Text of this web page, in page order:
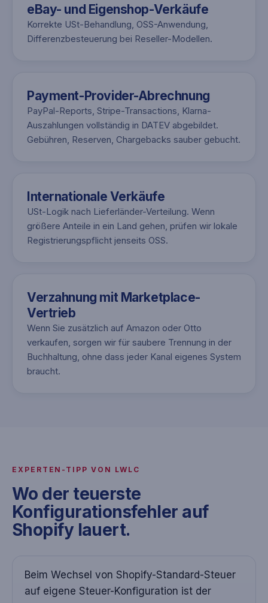
eBay- und Eigenshop-Verkäufe
Korrekte USt-Behandlung, OSS-Anwendung,
Differenzbesteuerung bei Reseller-Modellen.
Payment-Provider-Abrechnung
PayPal-Reports, Stripe-Transactions, Klarna-
Auszahlungen vollständig in DATEV abgebildet.
Gebühren, Reserven, Chargebacks sauber gebucht.
Internationale Verkäufe
USt-Logik nach Lieferländer-Verteilung. Wenn
größere Anteile in ein Land gehen, prüfen wir lokale
Registrierungspflicht jenseits OSS.
Verzahnung mit Marketplace-
Vertrieb
Wenn Sie zusätzlich auf Amazon oder Otto
verkaufen, sorgen wir für saubere Trennung in der
Buchhaltung, ohne dass jeder Kanal eigenes System
braucht.
EXPERTEN-TIPP VON LWLC
Wo der teuerste
Konfigurationsfehler auf
Shopify lauert.
Beim Wechsel von Shopify-Standard-Steuer
auf eigene Steuer-Konfiguration ist der